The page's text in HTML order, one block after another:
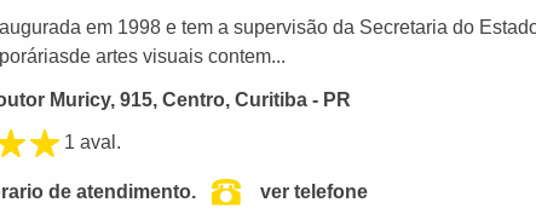
em 1998 e tem a supervisão da Secretaria do
artes visuais contem...
Muricy, 915, Centro, Curitiba - PR
1 aval.
de atendimento. ver telefone